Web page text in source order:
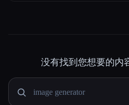
没有找到您想要的内